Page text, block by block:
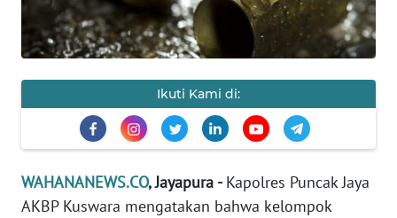
Ikuti Kami di:
WAHANANEWS.CO, Jayapura -Kapolres Puncak Jaya
AKBP Kuswara mengatakan bahwa kelompok
INTERNASIONAL
SERBA-SERBI
PENDIDIKAN
OPINI